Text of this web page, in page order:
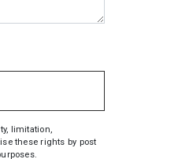
limitation,
these rights by post